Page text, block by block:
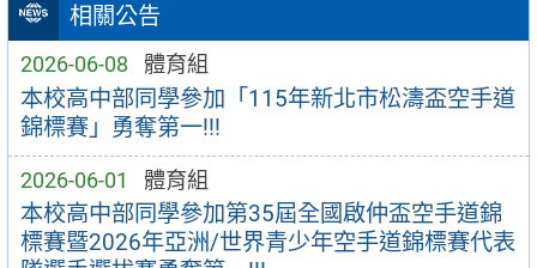
相關公告
2026-06-08 體育組
本校高中部同學參加「115年新北市松濤盃空⼿道
錦標賽」勇奪第一!!!
2026-06-01 體育組
本校高中部同學參加第35屆全國啟仲盃空⼿道錦
標賽暨2026年亞洲/世界青少年空⼿道錦標賽代表